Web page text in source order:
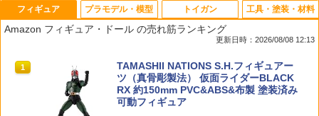
1
ヤマシタホビー 1/700 防空駆逐艦「冬月
（ふゆづき）」【NV20】 プラモデル
ザ☆スナップキット 1/32 ニッサン C110
1
RUBIK'S ID 『たまごっち』 (BOX) (彩色
済みフィギュア)
1
【最短即日発送】クーポンで15%OFF★
ZERO ALLIGATOR CLIP アリゲーター
クリップ メンズ ミリタリー アウトドア
ーホルダー レディース カラビナ 多用途
タクティカル サバゲー キャンプ 小物
￥385
1
リポガード セーフティバッグ 箱タイプ
耐火 防炎 LIPO 電池 防爆 保管 保護バッ
グ[ゆうパケット発送、送料無料、代引不
￥970
フィギュア
Amazon フィギュア・ドール の売れ筋ランキング
更新日時：2026/08/08 12:13
1
TAMASHII NATIONS S.H.フィギュアー
ツ（真骨彫製法） 仮面ライダーBLACK
RX 約150mm PVC&ABS&布製 塗装済み
可動フィギュア
プラモデル・模型 トイガン 工具・塗装・材料